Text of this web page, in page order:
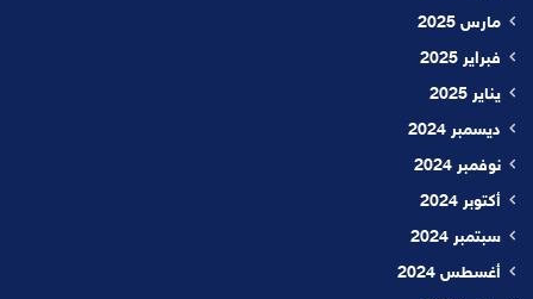
مارس 2025
فبراير 2025
يناير 2025
ديسمبر 2024
نوفمبر 2024
أكتوبر 2024
سبتمبر 2024
أغسطس 2024